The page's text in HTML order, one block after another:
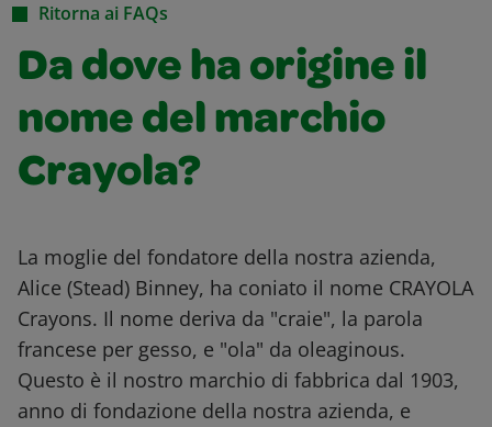
Ritorna ai FAQs
Da dove ha origine il
nome del marchio
Crayola?
La moglie del fondatore della nostra azienda,
Alice (Stead) Binney, ha coniato il nome CRAYOLA
Crayons. Il nome deriva da "craie", la parola
francese per gesso, e "ola" da oleaginous.
Questo è il nostro marchio di fabbrica dal 1903,
anno di fondazione della nostra azienda, e